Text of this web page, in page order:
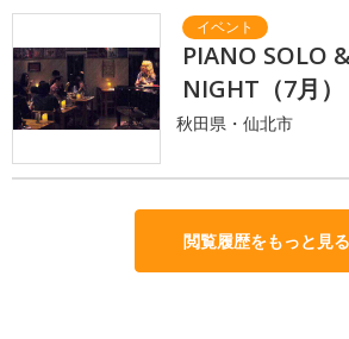
PIANO SOLO
NIGHT（7月）
秋田県・仙北市
閲覧履歴をもっと見る